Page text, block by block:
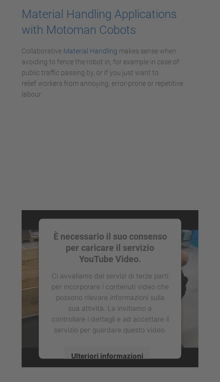
Material Handling Applications
with Motoman Cobots
Collaborative Material Handling makes sense when
avoiding to fence the robot in, for example in case of
public traffic passing by, or if you just want to
relief workers from annoying, error-prone or repetitive
labour.
È necessario il suo consenso
per caricare il servizio
YouTube Video.
Ci avvaliamo dei servizi di terze parti
per incorporare i contenuti video che
possono rilevare informazioni sulla
sua attività. La invitiamo a
controllare i dettagli e ad accettare il
servizio per guardare questo video.
Ulteriori informazioni